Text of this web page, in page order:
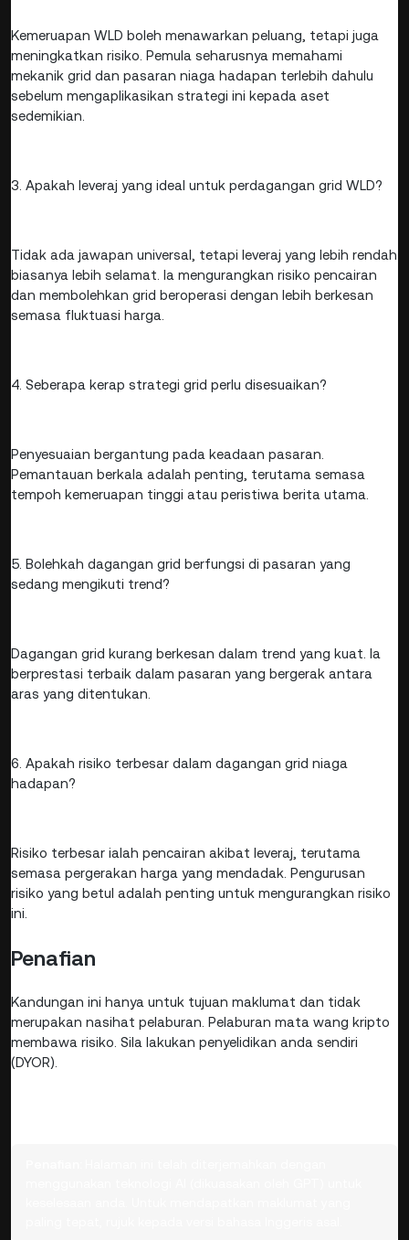
Kemeruapan WLD boleh menawarkan peluang, tetapi juga
meningkatkan risiko. Pemula seharusnya memahami
mekanik grid dan pasaran niaga hadapan terlebih dahulu
sebelum mengaplikasikan strategi ini kepada aset
sedemikian.
3. Apakah leveraj yang ideal untuk perdagangan grid WLD?
Tidak ada jawapan universal, tetapi leveraj yang lebih rendah
biasanya lebih selamat. Ia mengurangkan risiko pencairan
dan membolehkan grid beroperasi dengan lebih berkesan
semasa fluktuasi harga.
4. Seberapa kerap strategi grid perlu disesuaikan?
Penyesuaian bergantung pada keadaan pasaran.
Pemantauan berkala adalah penting, terutama semasa
tempoh kemeruapan tinggi atau peristiwa berita utama.
5. Bolehkah dagangan grid berfungsi di pasaran yang
sedang mengikuti trend?
Dagangan grid kurang berkesan dalam trend yang kuat. Ia
berprestasi terbaik dalam pasaran yang bergerak antara
aras yang ditentukan.
6. Apakah risiko terbesar dalam dagangan grid niaga
hadapan?
Risiko terbesar ialah pencairan akibat leveraj, terutama
semasa pergerakan harga yang mendadak. Pengurusan
risiko yang betul adalah penting untuk mengurangkan risiko
ini.
Penafian
Kandungan ini hanya untuk tujuan maklumat dan tidak
merupakan nasihat pelaburan. Pelaburan mata wang kripto
membawa risiko. Sila lakukan penyelidikan anda sendiri
(DYOR).